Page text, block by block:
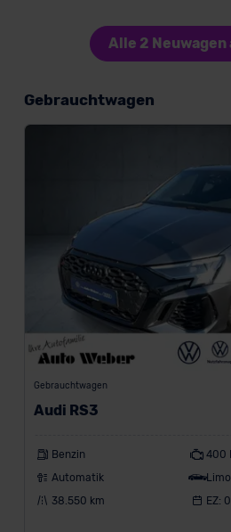
Alle 2 Neuwagen
Gebrauchtwagen
Gebrauchtwagen
Audi RS3
Benzin
400
Automatik
38.550 km
EZ: